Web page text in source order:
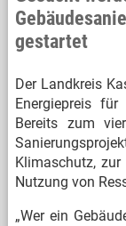
gestartet
Der Landkreis
Energiepreis für
Bereits zum
Klimaschutz, zur
Nutzung von
„Wer ein